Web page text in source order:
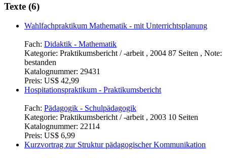
Texte (6)
Wahlfachpraktikum Mathematik - mit Unterrichtsplanung
Fach: Didaktik - Mathematik
Kategorie: Praktikumsbericht / -arbeit , 2004 87 Seiten , Note:
bestanden
Katalognummer: 29431
Preis: US$ 42,99
Hospitationspraktikum - Praktikumsbericht
Fach: Pädagogik - Schulpädagogik
Kategorie: Praktikumsbericht / -arbeit , 2003 10 Seiten
Katalognummer: 22114
Preis: US$ 6,99
Kurzvortrag zur Struktur pädagogischer Kommunikation